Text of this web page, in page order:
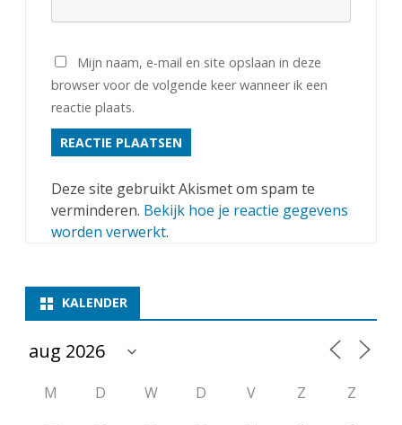
Mijn naam, e-mail en site opslaan in deze
browser voor de volgende keer wanneer ik een
reactie plaats.
Deze site gebruikt Akismet om spam te
verminderen. Bekijk hoe je reactie gegevens
worden verwerkt.
KALENDER
M D W D V Z
Z